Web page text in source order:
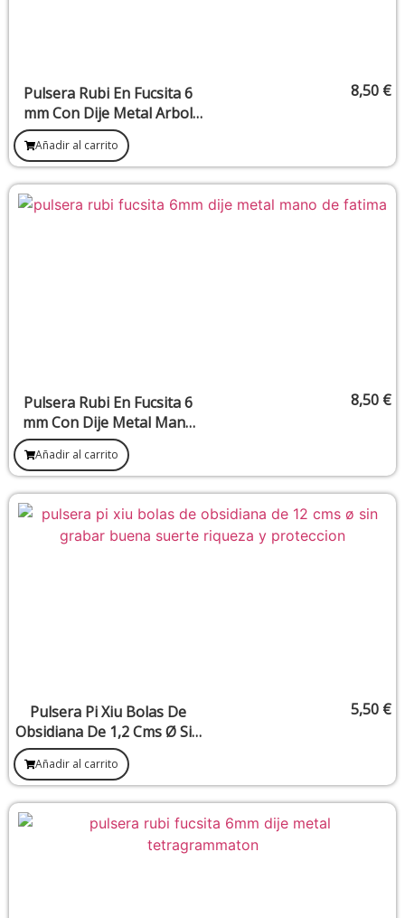
Pulsera Rubi En Fucsita 6
mm Con Dije Metal Arbol
De La Vida
8,50 €
Añadir al carrito
Pulsera Rubi En Fucsita 6
mm Con Dije Metal Mano
De Fatima
8,50 €
Añadir al carrito
Pulsera Pi Xiu Bolas De
Obsidiana De 1,2 Cms Ø Sin
Grabar. Buena Suerte,
Riqueza Y Protección
5,50 €
Añadir al carrito